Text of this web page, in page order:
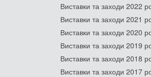
Виставки та заходи 2022
Виставки та заходи 2021
Виставки та заходи 2020
Виставки та заходи 2019
Виставки та заходи 2018
Виставки та заходи 2017